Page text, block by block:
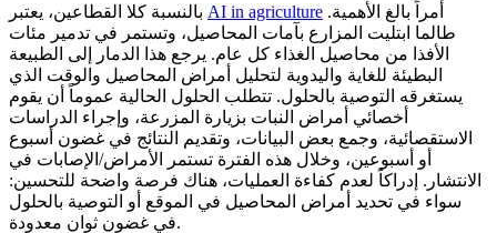
AI in agriculture
طالما ابتليت المزارع بآمات المحاصيل، وتستمر في تدمير مئات
الأفذا من محاصيل الغذاء كل عام. يرجع هذا الدمار إلى الطبيعة
البطيئة للغاية واليدوية لتحليل أمراض المحاصيل والوقت الذي
يستغرقه التوصية بالحلول. تتطلب الحلول الحالية عموماً أن يقوم
أخصائي أمراض النبات بزيارة المزرعة، وإجراء الدراسات
الاستقصائية، وجمع بعض البيانات، وتقديم النتائج في غضون أسبوع
أو أسبوعين، وخلال هذه الفترة تستمر الأمراض/الإصابات في
الانتشار. إدراكاً لعدم كفاءة العمليات، هناك فرصة واضحة للتحسين:
سواء في تحديد أمراض المحاصيل في الموقع أو التوصية بالحلول
في غضون ثوانٍ معدودة.